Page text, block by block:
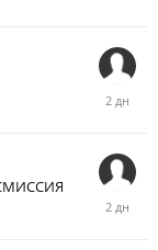
Четверг
Четверг